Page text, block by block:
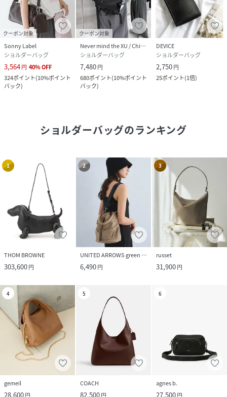
クーポン対象
Sonny Label
ショルダーバッグ
3,564円 40%OFF
324ポイント(10%ポイント
バック)
クーポン対象
Never mind the XU / Chikashitsu+
ショルダーバッグ
7,480円
680ポイント(10%ポイント
バック)
DEVICE
ショルダーバッグ
2,750円
25ポイント(1倍)
ショルダーバッグのランキング
1
THOM BROWNE
303,600円
2
UNITED ARROWS green label relaxing
6,490円
3
russet
31,900円
4
gemeil
28,600円
5
COACH
82,500円
6
agnes b.
27,500円